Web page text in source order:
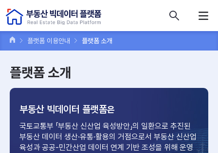
플랫폼 이용안내 플랫폼 소개
플랫폼 소개
부동산 빅데이터 플랫폼은
국토교통부 「부동산 신산업 육성방안」의 일환으로 추진된
부동산 데이터 생산·유통·활용의 거점으로서 부동산 신산업
육성과 공공-민간산업 데이터 연계 기반 조성을 위해 운영